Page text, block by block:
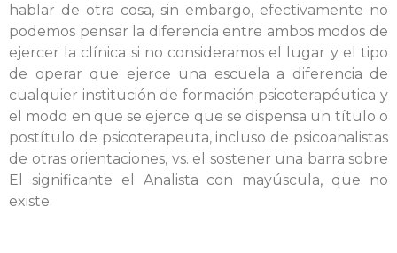
hablar de otra cosa, sin embargo, efectivamente no
podemos pensar la diferencia entre ambos modos de
ejercer la clínica si no consideramos el lugar y el tipo
de operar que ejerce una escuela a diferencia de
cualquier institución de formación psicoterapéutica y
el modo en que se ejerce que se dispensa un título o
postítulo de psicoterapeuta, incluso de psicoanalistas
de otras orientaciones, vs. el sostener una barra sobre
El significante el Analista con mayúscula, que no
existe.